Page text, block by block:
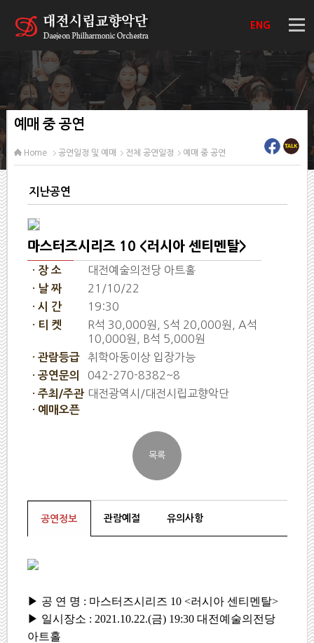
ENG
예매 중 공연
Home 공연일정 및 예매 전체 공연일정 예매 중 공연
지난공연
마스터즈시리즈 10 <러시아 센티멘탈>
· 장 소 대전예술의전당 아트홀
· 날 짜 21/10/22
· 시 간 19:30
· 티 켓
R석 30,000원, S석 20,000원, A석
10,000원, B석 5,000원
· 관람등급 취학아동이상 입장가능
· 공연문의 042-270-8382~8
· 주최/주관 대전광역시/대전시립교향악단
· 예매오픈
공연정보 관람예절 유의사항
▶ 공 연 명 : 마스터즈시리즈 10 <러시아 센티멘탈>
▶ 일시장소 : 2021.10.22.(금) 19:30 대전예술의전당
아트홀